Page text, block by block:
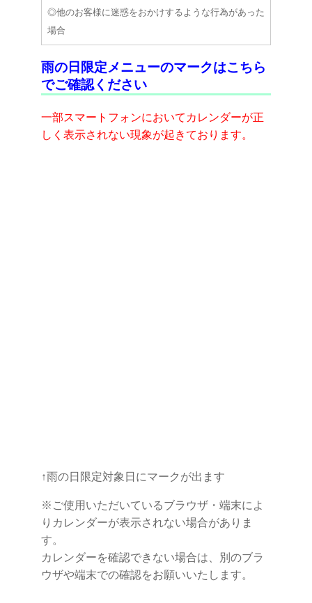
◎他のお客様に迷惑をおかけするような行為があった
場合
☆初めての方・初めての施術がある方
18時45分までは1Fでの受付となります。18時45分以
☆診察の有無にかかわらず、月初めに資格確認書を確
雨の日限定メニューのマークはこちら
でご確認ください
一部スマートフォンにおいてカレンダーが正
しく表示されない現象が起きております。
↑雨の日限定対象日にマークが出ます
※ご使用いただいているブラウザ・端末によ
りカレンダーが表示されない場合がありま
す。
カレンダーを確認できない場合は、別のブラ
ウザや端末での確認をお願いいたします。